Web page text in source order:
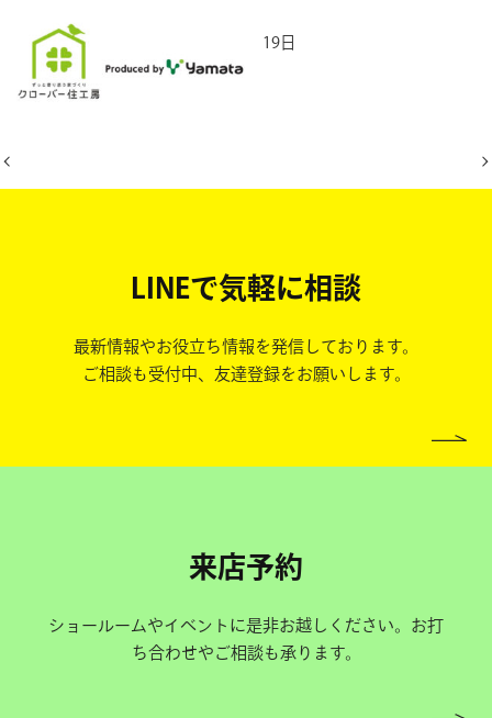
2026年5月19日
LINEで気軽に相談
最新情報やお役立ち情報を発信しております。
ご相談も受付中、友達登録をお願いします。
来店予約
ショールームやイベントに是非お越しください。お打
ち合わせやご相談も承ります。